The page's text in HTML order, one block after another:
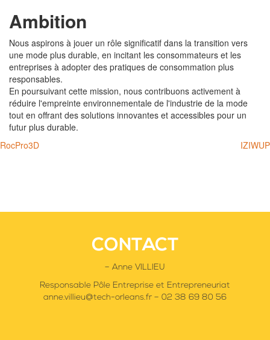
Ambition
Nous aspirons à jouer un rôle significatif dans la transition vers
une mode plus durable, en incitant les consommateurs et les
entreprises à adopter des pratiques de consommation plus
responsables.
En poursuivant cette mission, nous contribuons activement à
réduire l'empreinte environnementale de l'industrie de la mode
tout en offrant des solutions innovantes et accessibles pour un
futur plus durable.
Navigation
RocPro3D IZIWUP
CONTACT
– Anne VILLIEU
Responsable Pôle Entreprise et Entrepreneuriat
anne.villieu@tech-orleans.fr – 02 38 69 80 56